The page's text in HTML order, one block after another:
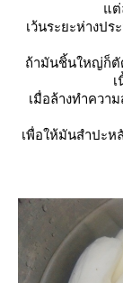
ต่
เว้นระยะห่างป
ถ้ามันชิ้นใหญ่ก็ตั
เมื่อล้างทำควา
เพื่อให้มันสำปะห